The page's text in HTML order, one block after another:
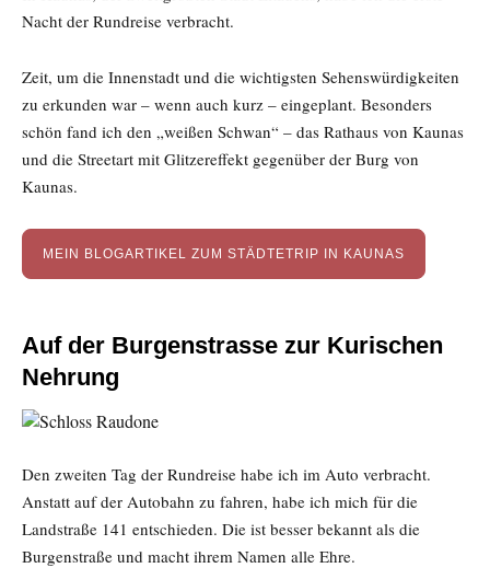
Nacht der Rundreise verbracht.
Zeit, um die Innenstadt und die wichtigsten Sehenswürdigkeiten
zu erkunden war – wenn auch kurz – eingeplant. Besonders
schön fand ich den „weißen Schwan“ – das Rathaus von Kaunas
und die Streetart mit Glitzereffekt gegenüber der Burg von
Kaunas.
MEIN BLOGARTIKEL ZUM STÄDTETRIP IN KAUNAS
Auf der Burgenstrasse zur Kurischen
Nehrung
Den zweiten Tag der Rundreise habe ich im Auto verbracht.
Anstatt auf der Autobahn zu fahren, habe ich mich für die
Landstraße 141 entschieden. Die ist besser bekannt als die
Burgenstraße und macht ihrem Namen alle Ehre.